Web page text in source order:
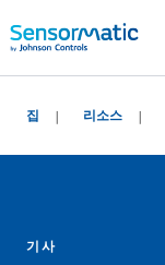
집 리소스
기사